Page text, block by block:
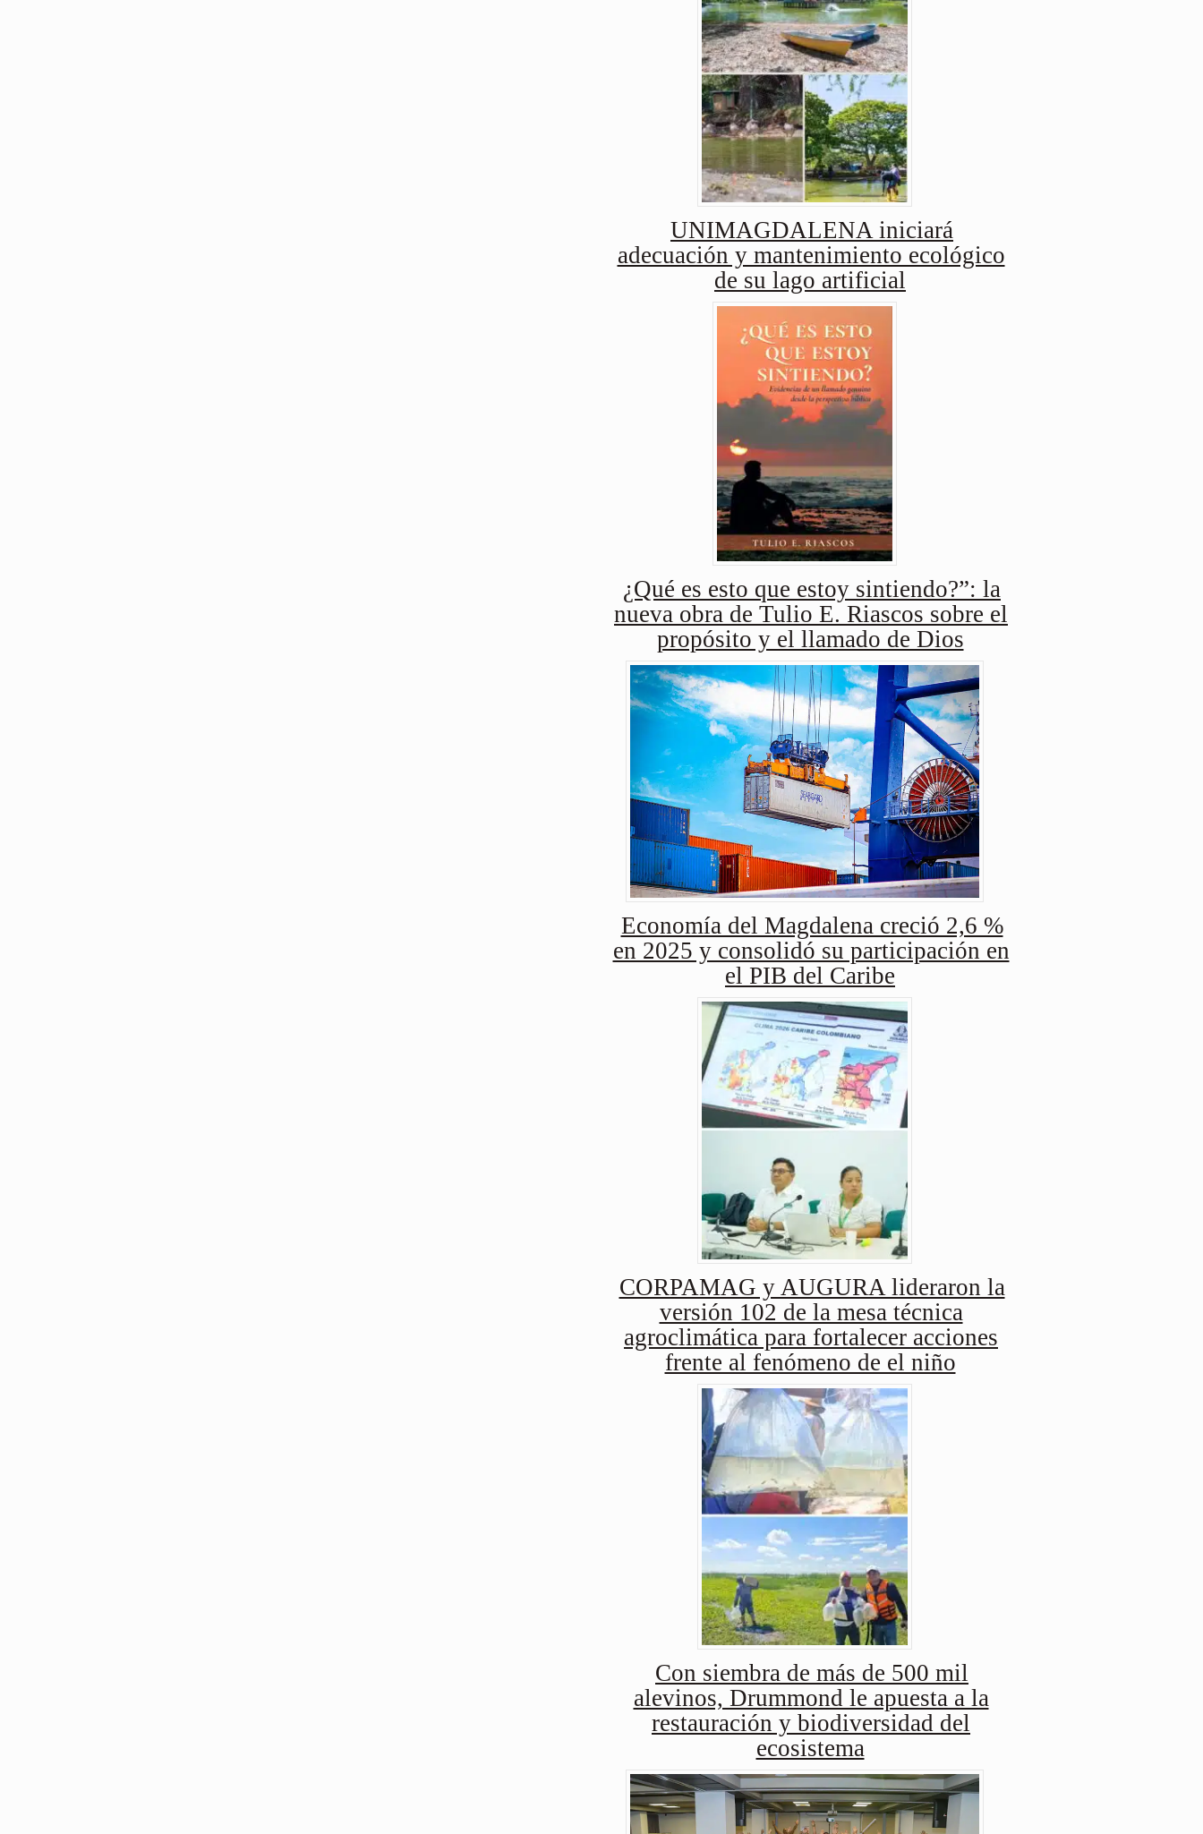
UNIMAGDALENA iniciará
adecuación y mantenimiento ecológico
de su lago artificial
¿Qué es esto que estoy sintiendo?”: la
nueva obra de Tulio E. Riascos sobre el
propósito y el llamado de Dios
Economía del Magdalena creció 2,6 %
en 2025 y consolidó su participación en
el PIB del Caribe
CORPAMAG y AUGURA lideraron la
versión 102 de la mesa técnica
agroclimática para fortalecer acciones
frente al fenómeno de el niño
Con siembra de más de 500 mil
alevinos, Drummond le apuesta a la
restauración y biodiversidad del
ecosistema